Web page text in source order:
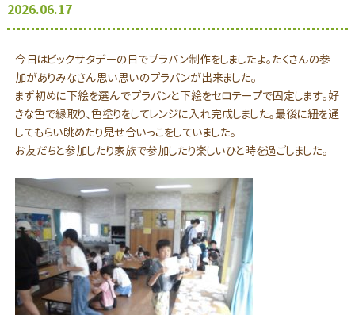
2026.06.17
今日はビックサタデーの日でプラバン制作をしましたよ。たくさんの参
加がありみなさん思い思いのプラバンが出来ました。
まず初めに下絵を選んでプラバンと下絵をセロテープで固定します。好
きな色で縁取り、色塗りをしてレンジに入れ完成しました。最後に紐を通
してもらい眺めたり見せ合いっこをしていました。
お友だちと参加したり家族で参加したり楽しいひと時を過ごしました。